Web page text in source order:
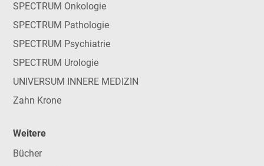
SPECTRUM Onkologie
SPECTRUM Pathologie
SPECTRUM Psychiatrie
SPECTRUM Urologie
UNIVERSUM INNERE MEDIZIN
Zahn Krone
Weitere
Bücher